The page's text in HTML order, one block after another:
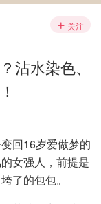
关注
沾水染色、
回16岁爱做梦的
女强人，前提是
了的包包。